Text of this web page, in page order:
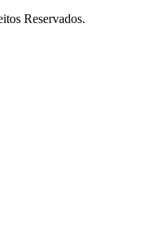
Reservados.